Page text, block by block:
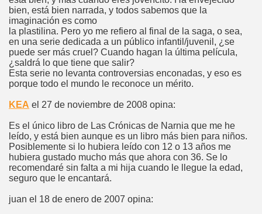
bien, está bien narrada, y todos sabemos que la
imaginación es como
la plastilina. Pero yo me refiero al final de la saga, o sea,
en una serie dedicada a un público infantil/juvenil, ¿se
puede ser más cruel? Cuando hagan la última película,
¿saldrá lo que tiene que salir?
Esta serie no levanta controversias enconadas, y eso es
porque todo el mundo le reconoce un mérito.
KEA el 27 de noviembre de 2008 opina:
Es el único libro de Las Crónicas de Narnia que me he
leído, y está bien aunque es un libro más bien para niños.
Posiblemente si lo hubiera leído con 12 o 13 años me
hubiera gustado mucho más que ahora con 36. Se lo
recomendaré sin falta a mi hija cuando le llegue la edad,
seguro que le encantará.
juan el 18 de enero de 2007 opina: